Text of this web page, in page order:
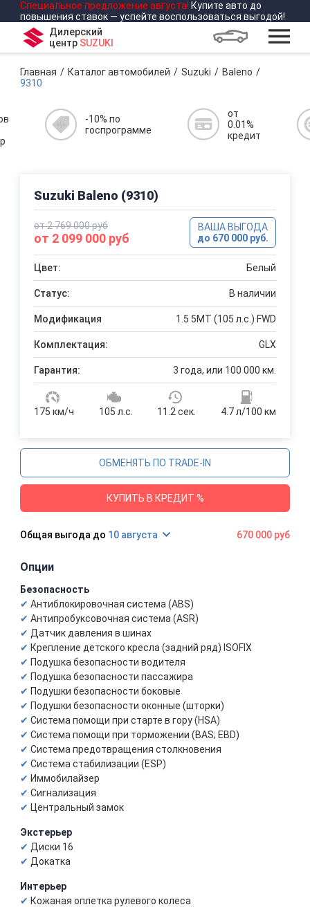
Специальное предложение августа! Купите авто до
повышения ставок — успейте воспользоваться выгодой!
Дилерский
центр SUZUKI
Главная Каталог автомобилей Suzuki
Baleno
9310
-10% по
госпрограмме
от
0.01%
кредит
Suzuki Baleno (9310)
от 2 769 000 руб
от 2 099 000 руб
ВАША ВЫГОДА
до 670 000 руб.
Цвет: Белый
Статус: В наличии
Модификация 1.5 5MT (105 л.с.) FWD
Комплектация: GLX
Гарантия: 3 года, или 100 000 км.
175 км/ч 105 л.с. 11.2 сек. 4.7 л/100 км
КУПИТЬ В КРЕДИТ %
ОБМЕНЯТЬ ПО TRADE-IN
10 августа 670 000 руб
Опции
Безопасность
Антиблокировочная система (ABS)
Антипробуксовочная система (ASR)
Датчик давления в шинах
Крепление детского кресла (задний ряд) ISOFIX
Подушка безопасности водителя
Подушка безопасности пассажира
Подушки безопасности боковые
Подушки безопасности оконные (шторки)
Система помощи при старте в гору (HSA)
Система помощи при торможении (BAS; EBD)
Система предотвращения столкновения
Система стабилизации (ESP)
Иммобилайзер
Сигнализация
Центральный замок
Экстерьер
Диски 16
Докатка
Интерьер
Кожаная оплетка рулевого колеса